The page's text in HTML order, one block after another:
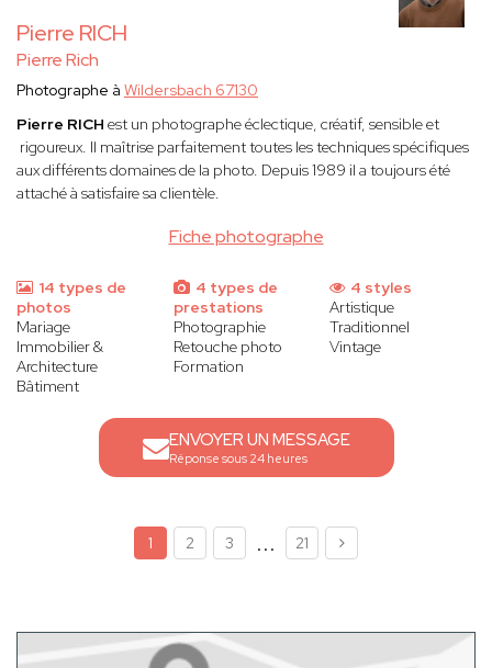
Pierre RICH
Pierre Rich
Fiche photographe
Photographe à Wildersbach 67130
Pierre RICH est un photographe éclectique, créatif, sensible et
rigoureux. Il maîtrise parfaitement toutes les techniques spécifiques
aux différents domaines de la photo. Depuis 1989 il a toujours été
attaché à satisfaire sa clientèle.
14 types de
photos
Mariage
Immobilier &
Architecture
Bâtiment
4 types de
prestations
Photographie
Retouche photo
Formation
4 styles
Artistique
Traditionnel
Vintage
ENVOYER UN MESSAGE
Réponse sous 24 heures
1 2 3 ... 21